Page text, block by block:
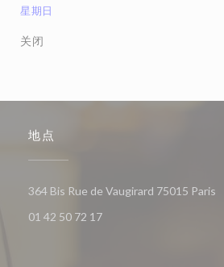
星期日
关闭
地点
364 Bis Rue de Vaugirard 75015 Paris
01 42 50 72 17